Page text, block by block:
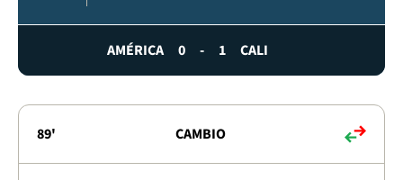
AMÉRICA 0 - 1 CALI
89' CAMBIO